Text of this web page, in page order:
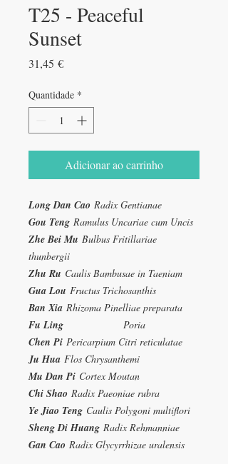
T25 - Peaceful
Sunset
31,45 €Preço
Quantidade *
Adicionar ao carrinho
Long Dan Cao Radix Gentianae
Gou Teng Ramulus Uncariae cum Uncis
Zhe Bei Mu Bulbus Fritillariae
thunbergii
Zhu Ru Caulis Bambusae in Taeniam
Gua Lou Fructus Trichosanthis
Ban Xia Rhizoma Pinelliae preparata
Fu Ling Poria
Chen Pi Pericarpium Citri reticulatae
Ju Hua Flos Chrysanthemi
Mu Dan Pi Cortex Moutan
Chi Shao Radix Paeoniae rubra
Ye Jiao Teng Caulis Polygoni multiflori
Sheng Di Huang Radix Rehmanniae
Gan Cao Radix Glycyrrhizae uralensis